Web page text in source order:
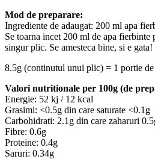
Mod de preparare:
Ingrediente de adaugat: 200 ml apa
Se toarna incet 200 ml de apa fierbinte
singur plic. Se amesteca bine, si e gata!
8.5g (continutul unui plic) = 1 portie
Valori nutritionale per 100g (de
Energie: 52 kj / 12 kcal
Grasimi: <0.5g din care saturate <0.1g
Carbohidrati: 2.1g din care zaharuri
Fibre: 0.6g
Proteine: 0.4g
Saruri: 0.34g